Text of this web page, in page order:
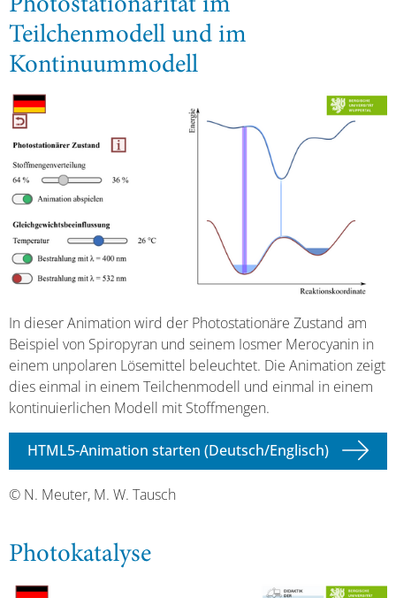
Photostationarität im
Teilchenmodell und im
Kontinuummodell
In dieser Animation wird der Photostationäre Zustand am
Beispiel von Spiropyran und seinem Iosmer Merocyanin in
einem unpolaren Lösemittel beleuchtet. Die Animation zeigt
dies einmal in einem Teilchenmodell und einmal in einem
kontinuierlichen Modell mit Stoffmengen.
HTML5-Animation starten (Deutsch/Englisch)
© N. Meuter, M. W. Tausch
Photokatalyse